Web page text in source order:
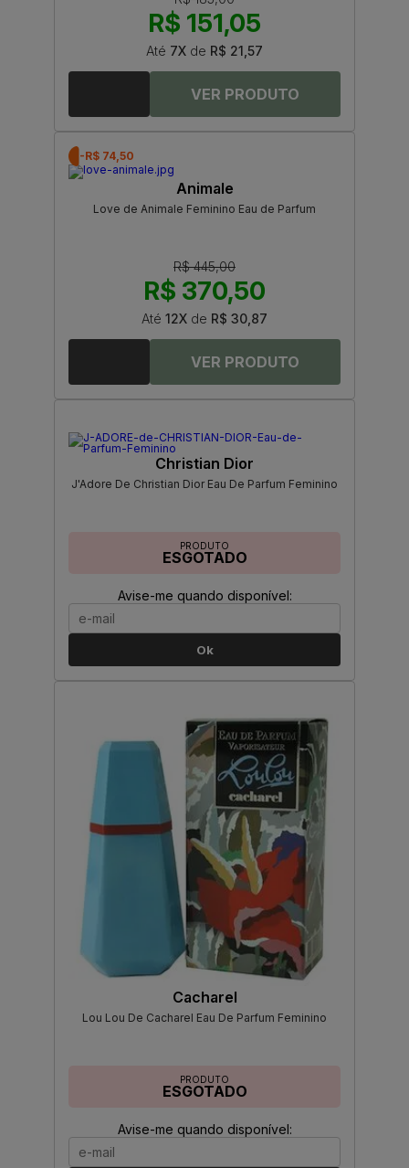
R$ 151,05
Até 7X de R$ 21,57
-R$ 74,50
Animale
Love de Animale Feminino Eau de Parfum
R$ 445,00
R$ 370,50
Até 12X de R$ 30,87
Christian Dior
J'Adore De Christian Dior Eau De Parfum Feminino
PRODUTO
ESGOTADO
Avise-me quando disponível:
Ok
Cacharel
Lou Lou De Cacharel Eau De Parfum Feminino
PRODUTO
ESGOTADO
Avise-me quando disponível: